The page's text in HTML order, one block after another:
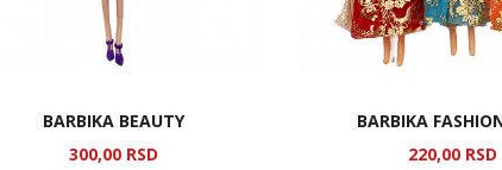
BARBIKA BEAUTY
300,00 RSD
BARBIKA
220,00 RSD